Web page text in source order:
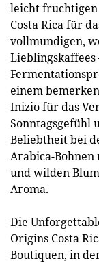
leicht fruchtigen
Costa Rica für
vollmundigen,
einem
Inizio für das
Sonntagsgefühl
Beliebtheit bei
Arabica-Bohnen
und wilden
Aroma.
Die
Origins Costa
Boutiquen, in